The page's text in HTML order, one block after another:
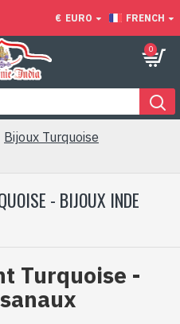
€ EURO FRENCH
0
Bijoux Turquoise
- BIJOUX INDE
Turquoise -